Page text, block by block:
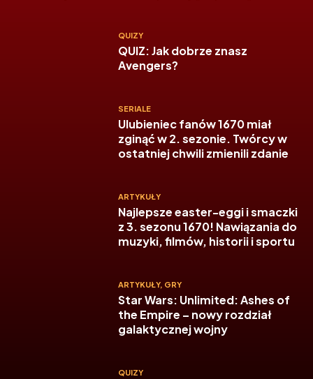
QUIZY
QUIZ: Jak dobrze znasz
Avengers?
SERIALE
Ulubieniec fanów 1670 miał
zginąć w 2. sezonie. Twórcy w
ostatniej chwili zmienili zdanie
ARTYKUŁY
Najlepsze easter-eggi i smaczki
z 3. sezonu 1670! Nawiązania do
muzyki, filmów, historii i sportu
ARTYKUŁY, GRY
Star Wars: Unlimited: Ashes of
the Empire – nowy rozdział
galaktycznej wojny
QUIZY